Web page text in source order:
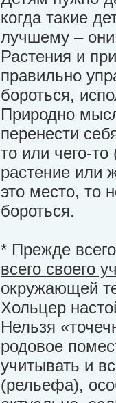
когда такие
лучшему –
Растения и
правильно
бороться,
Природно
перенести
то или чего-то
растение или
это место, то
бороться.
* Прежде
всего своего
окружающей
Хольцер
Нельзя
родовое
учитывать и
(рельефа),